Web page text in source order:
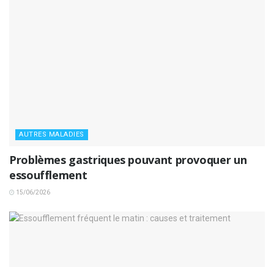
AUTRES MALADIES
Problèmes gastriques pouvant provoquer un
essoufflement
15/06/2026